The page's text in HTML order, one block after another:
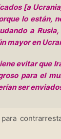
[a
lo están,
a
mayor en
evitar que
para el
ser